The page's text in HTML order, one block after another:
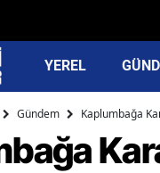
YEREL
Gündem Kaplumbağa